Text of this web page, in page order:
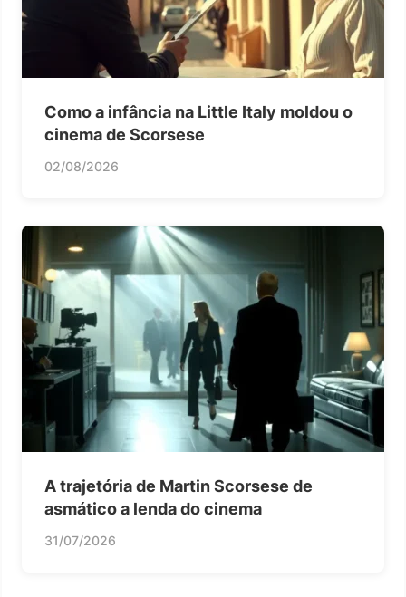
Como a infância na Little Italy moldou o
cinema de Scorsese
02/08/2026
A trajetória de Martin Scorsese de
asmático a lenda do cinema
31/07/2026